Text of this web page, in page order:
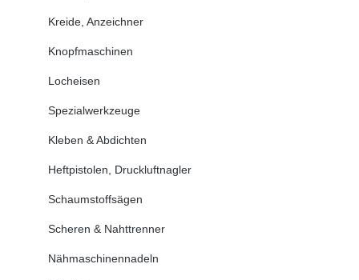
Kreide, Anzeichner
Knopfmaschinen
Locheisen
Spezialwerkzeuge
Kleben & Abdichten
Heftpistolen, Druckluftnagler
Schaumstoffsägen
Scheren & Nahttrenner
Nähmaschinennadeln